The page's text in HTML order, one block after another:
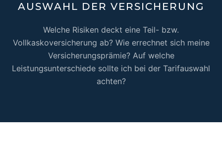
AUSWAHL DER VERSICHERUNG
Welche Risiken deckt eine Teil- bzw.
Vollkaskoversicherung ab? Wie errechnet sich meine
Versicherungsprämie? Auf welche
Leistungsunterschiede sollte ich bei der Tarifauswahl
achten?